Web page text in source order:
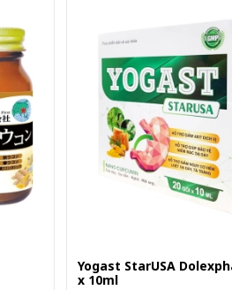
Yogast StarUSA
x 10ml